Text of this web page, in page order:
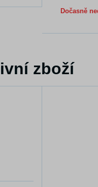
Dočasně
zboží